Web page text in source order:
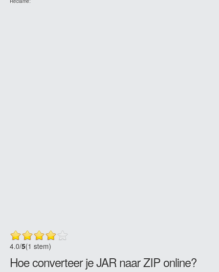
4.0/5(1 stem)
Hoe converteer je JAR naar ZIP online?